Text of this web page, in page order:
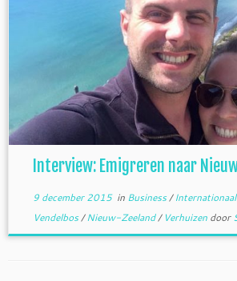
Interview: Emigreren naar
9 december 2015in Business/Internationaal
Vendelbos/Nieuw-Zeeland/ Verhuizen door